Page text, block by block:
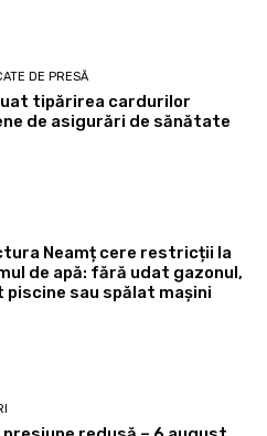
DE PRESĂ
tipărirea cardurilor
de asigurări de sănătate
Neamț cere restricții la
de apă: fără udat gazonul,
piscine sau spălat mașini